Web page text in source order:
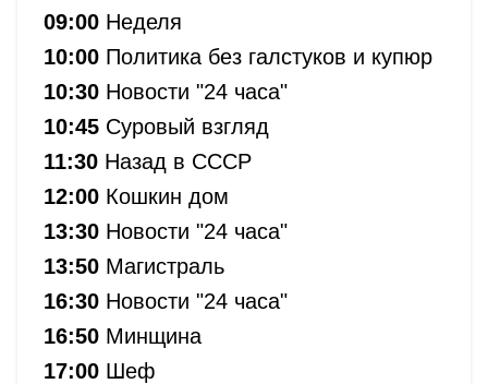
09:00 Неделя
10:00 Политика без галстуков и купюр
10:30 Новости "24 часа"
10:45 Суровый взгляд
11:30 Назад в СССР
12:00 Кошкин дом
13:30 Новости "24 часа"
13:50 Магистраль
16:30 Новости "24 часа"
16:50 Минщина
17:00 Шеф